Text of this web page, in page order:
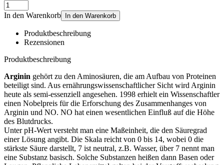
In den Warenkorb In den Warenkorb
Produktbeschreibung
Rezensionen
Produktbeschreibung
Arginin gehört zu den Aminosäuren, die am Aufbau von Proteinen
beteiligt sind. Aus ernährungswissenschaftlicher Sicht wird Arginin
heute als semi-essenziell angesehen. 1998 erhielt ein Wissenschaftler
einen Nobelpreis für die Erforschung des Zusammenhanges von
Arginin und NO. NO hat einen wesentlichen Einfluß auf die Höhe
des Blutdrucks.
Unter pH-Wert versteht man eine Maßeinheit, die den Säuregrad
einer Lösung angibt. Die Skala reicht von 0 bis 14, wobei 0 die
stärkste Säure darstellt, 7 ist neutral, z.B. Wasser, über 7 nennt man
eine Substanz basisch. Solche Substanzen heißen dann Basen oder